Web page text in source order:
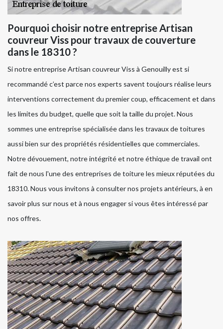
Pourquoi choisir notre entreprise Artisan
couvreur Viss pour travaux de couverture
dans le 18310 ?
Si notre entreprise Artisan couvreur Viss à Genouilly est si
recommandé c’est parce nos experts savent toujours réalise leurs
interventions correctement du premier coup, efficacement et dans
les limites du budget, quelle que soit la taille du projet. Nous
sommes une entreprise spécialisée dans les travaux de toitures
aussi bien sur des propriétés résidentielles que commerciales.
Notre dévouement, notre intégrité et notre éthique de travail ont
fait de nous l'une des entreprises de toiture les mieux réputées du
18310. Nous vous invitons à consulter nos projets antérieurs, à en
savoir plus sur nous et à nous engager si vous êtes intéressé par
nos offres.